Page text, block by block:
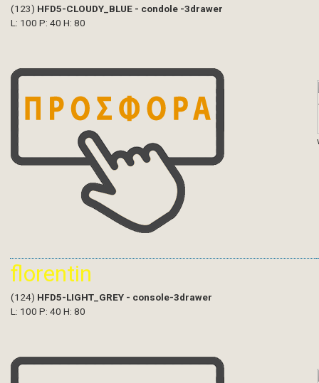
(123) HFD5-CLOUDY_BLUE - condole -3drawer
L: 100 P: 40 H: 80
florentin
(124) HFD5-LIGHT_GREY - console-3drawer
L: 100 P: 40 H: 80